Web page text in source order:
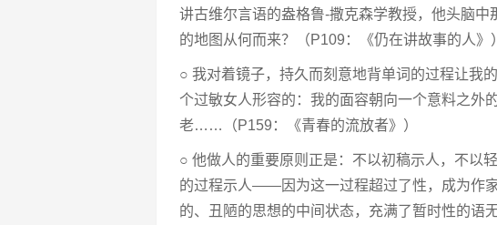
讲古维尔言语的盎格鲁-撒克森学教授，他头脑
的地图从何而来？（P109：《仍在讲故事的人》）
○ 我对着镜子，持久而刻意地背单词的过程让我
个过敏女人形容的：我的面容朝向一个意料之外
老……（P159：《青春的流放者》）
○ 他做人的重要原则正是：不以初稿示人，不以
的过程示人——因为这一过程超过了性，成为作
的、丑陋的思想的中间状态，充满了暂时性的语